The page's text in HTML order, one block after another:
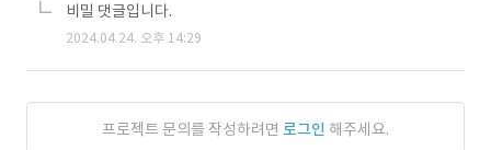
비밀 댓글입니다.
2024.04.24. 오후 14:29
프로젝트 문의를 작성하려면 로그인 해주세요.